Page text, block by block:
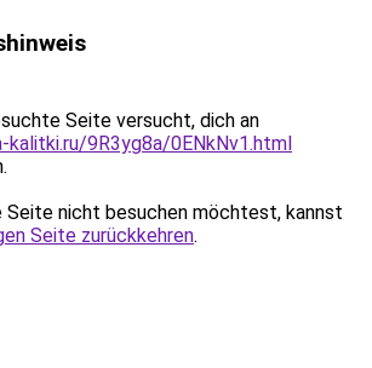
Seite versucht, dich an
9R3yg8a/0ENkNv1.html
Seite nicht besuchen möchtest, kannst
Seite zurückkehren.